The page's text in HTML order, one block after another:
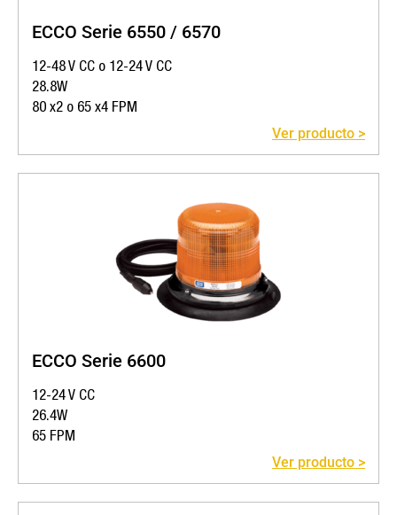
ECCO Serie 6550 / 6570
12-48 V CC o 12-24 V CC
28.8W
80 x2 o 65 x4 FPM
Ver producto >
ECCO Serie 6600
12-24 V CC
26.4W
65 FPM
Ver producto >